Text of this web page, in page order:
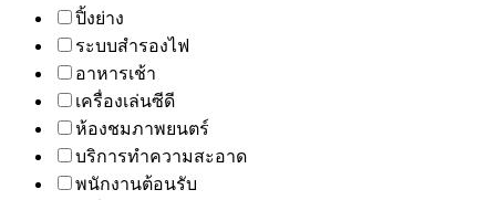
ปิ้งย่าง
ระบบสำรองไฟ
อาหารเช้า
เครื่องเล่นซีดี
ห้องชมภาพยนตร์
บริการทำความสะอาด
พนักงานต้อนรับ